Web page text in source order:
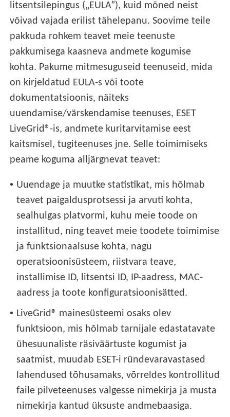
litsentsilepingus („EULA”), kuid mõned neist
võivad vajada erilist tähelepanu. Soovime teile
pakkuda rohkem teavet meie teenuste
pakkumisega kaasneva andmete kogumise
kohta. Pakume mitmesuguseid teenuseid, mida
on kirjeldatud EULA-s või toote
dokumentatsioonis, näiteks
uuendamise/värskendamise teenuses, ESET
LiveGrid®-is, andmete kuritarvitamise eest
kaitsmisel, tugiteenuses jne. Selle toimimiseks
peame koguma alljärgnevat teavet:
• Uuendage ja muutke statistikat, mis hõlmab
teavet paigaldusprotsessi ja arvuti kohta,
sealhulgas platvormi, kuhu meie toode on
installitud, ning teavet meie toodete toimimise
ja funktsionaalsuse kohta, nagu
operatsioonisüsteem, riistvara teave,
installimise ID, litsentsi ID, IP-aadress, MAC-
aadress ja toote konfiguratsioonisätted.
• LiveGrid® mainesüsteemi osaks olev
funktsioon, mis hõlmab tarnijale edastatavate
ühesuunaliste räsiväärtuste kogumist ja
saatmist, muudab ESET-i ründevaravastased
lahendused tõhusamaks, võrreldes kontrollitud
faile pilveteenuses valgesse nimekirja ja musta
nimekirja kantud üksuste andmebaasiga.